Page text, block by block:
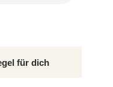
für dich